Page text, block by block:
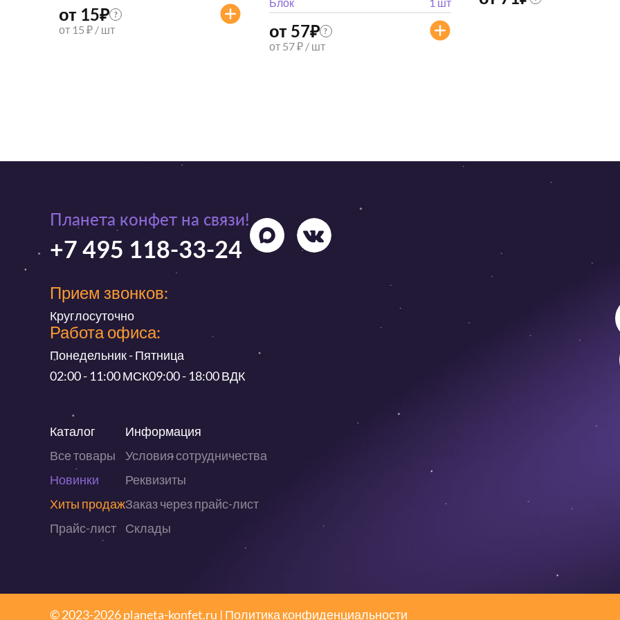
от 15₽ ?
от 15 ₽ / шт от 57₽ ?
от 57 ₽ / шт
Планета конфет на связи!
+7 495 118-33-24
Прием звонков:
Круглосуточно
Работа офиса:
Понедельник - Пятница
02:00 - 11:00 МСК09:00 - 18:00 ВДК
Каталог
Все товары
Новинки
Хиты продаж
Прайс-лист
Информация
Условия сотрудничества
Реквизиты
Заказ через прайс-лист
Склады
© 2023-2026 planeta-konfet.ru | Политика конфиденциальности